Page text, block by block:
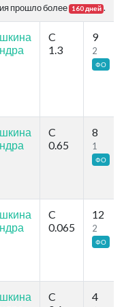
прошло более
160 дней .
C
1.3
9
2
ФО
C
0.65
8
1
ФО
C
0.065
12
2
ФО
C
4